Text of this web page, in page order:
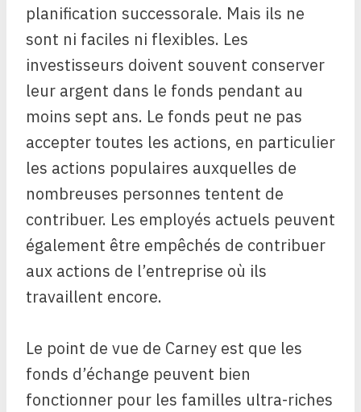
planification successorale. Mais ils ne
sont ni faciles ni flexibles. Les
investisseurs doivent souvent conserver
leur argent dans le fonds pendant au
moins sept ans. Le fonds peut ne pas
accepter toutes les actions, en particulier
les actions populaires auxquelles de
nombreuses personnes tentent de
contribuer. Les employés actuels peuvent
également être empêchés de contribuer
aux actions de l’entreprise où ils
travaillent encore.
Le point de vue de Carney est que les
fonds d’échange peuvent bien
fonctionner pour les familles ultra-riches